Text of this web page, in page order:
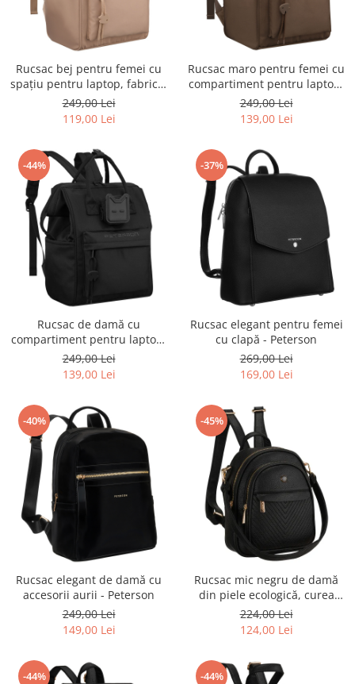
Rucsac bej pentru femei cu
spațiu pentru laptop, fabricat
din poliester, cu un singur
compartiment - Peterson
249,00 Lei
119,00 Lei
Rucsac maro pentru femei cu
compartiment pentru laptop,
confecționat din poliester și
închidere cu fermoar -
Peterson
249,00 Lei
139,00 Lei
-44%
Rucsac de damă cu
compartiment pentru laptop,
fabricat din poliester negru -
Peterson
249,00 Lei
139,00 Lei
-37%
Rucsac elegant pentru femei
cu clapă - Peterson
269,00 Lei
169,00 Lei
-40%
Rucsac elegant de damă cu
accesorii aurii - Peterson
249,00 Lei
149,00 Lei
-45%
Rucsac mic negru de damă
din piele ecologică, curea
elegantă de umăr, geantă 2 în
1 - Peterson
224,00 Lei
124,00 Lei
-44% -44%